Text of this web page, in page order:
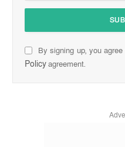
By signing up, you
Policyagreement.